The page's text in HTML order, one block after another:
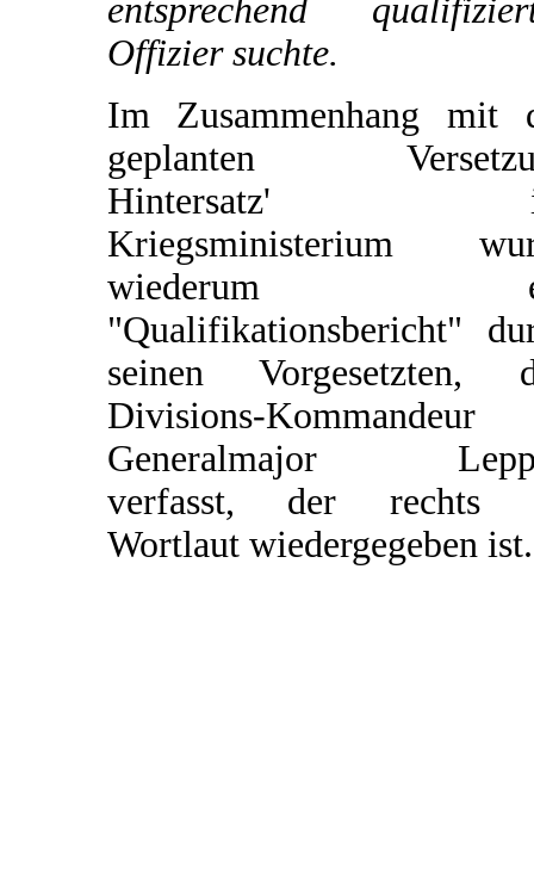
entsprechend
Offizier suchte.
Im Zusammenhang mit
geplanten
Hintersatz'
Kriegsministerium
wiederum
"Qualifikationsbericht"
seinen Vorgesetzten,
Divisions-Kommandeur
Generalmajor
verfasst, der rechts
Wortlaut wiedergegeben ist.